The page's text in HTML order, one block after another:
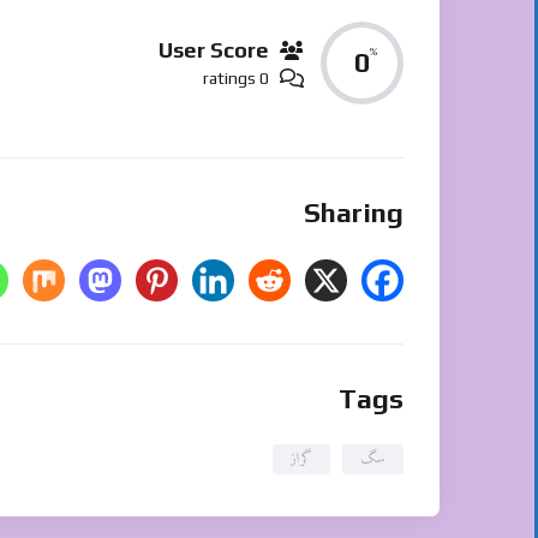
0%
User Score
0 ratings
Sharing
Tags
سگ گراز